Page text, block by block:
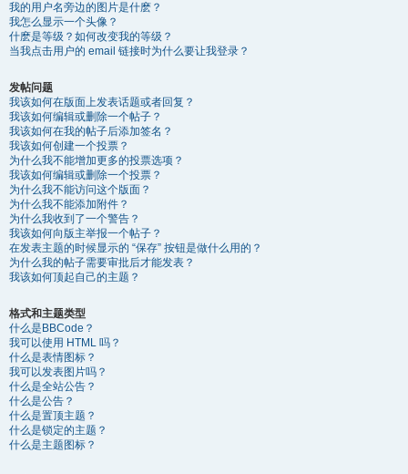
我的用户名旁边的图片是什麽？
我怎么显示一个头像？
什麽是等级？如何改变我的等级？
当我点击用户的 email 链接时为什么要让我登录？
发帖问题
我该如何在版面上发表话题或者回复？
我该如何编辑或删除一个帖子？
我该如何在我的帖子后添加签名？
我该如何创建一个投票？
为什么我不能增加更多的投票选项？
我该如何编辑或删除一个投票？
为什么我不能访问这个版面？
为什么我不能添加附件？
为什么我收到了一个警告？
我该如何向版主举报一个帖子？
在发表主题的时候显示的 “保存” 按钮是做什么用的？
为什么我的帖子需要审批后才能发表？
我该如何顶起自己的主题？
格式和主题类型
什么是BBCode？
我可以使用 HTML 吗？
什么是表情图标？
我可以发表图片吗？
什么是全站公告？
什么是公告？
什么是置顶主题？
什么是锁定的主题？
什么是主题图标？